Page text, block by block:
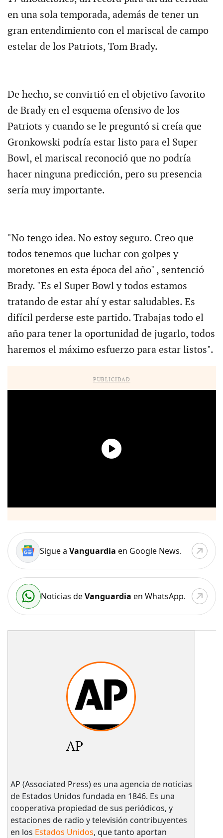
en una sola temporada, además de tener un
gran entendimiento con el mariscal de campo
estelar de los Patriots, Tom Brady.
De hecho, se convirtió en el objetivo favorito
de Brady en el esquema ofensivo de los
Patriots y cuando se le preguntó si creía que
Gronkowski podría estar listo para el Super
Bowl, el mariscal reconoció que no podría
hacer ninguna predicción, pero su presencia
sería muy importante.
"No tengo idea. No estoy seguro. Creo que
todos tenemos que luchar con golpes y
moretones en esta época del año" , sentenció
Brady. "Es el Super Bowl y todos estamos
tratando de estar ahí y estar saludables. Es
difícil perderse este partido. Trabajas todo el
año para tener la oportunidad de jugarlo, todos
haremos el máximo esfuerzo para estar listos".
PUBLICIDAD
Sigue a Vanguardia en Google News.
Noticias deVanguardia en WhatsApp.
AP
AP (Associated Press) es una agencia de noticias
de Estados Unidos fundada en 1846. Es una
cooperativa propiedad de sus periódicos, y
estaciones de radio y televisión contribuyentes
en los Estados Unidos, que tanto aportan